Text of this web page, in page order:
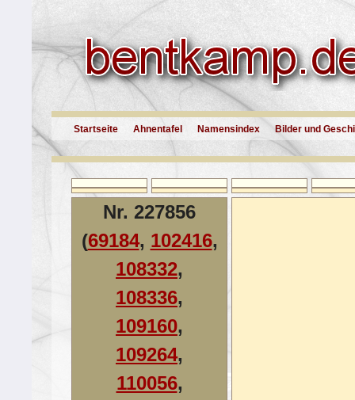
Startseite Ahnentafel Namensindex Bilder und
Nr. 227856
(69184, 102416,
108332,
108336,
109160,
109264,
110056,